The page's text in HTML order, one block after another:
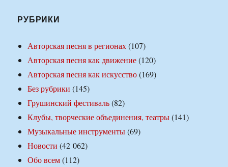
РУБРИКИ
Авторская песня в регионах(107)
Авторская песня как движение(120)
Авторская песня как искусство(169)
Без рубрики (145)
Грушинский фестиваль(82)
Клубы, творческие объединения, театры(141)
Музыкальные инструменты(69)
Новости (42 062)
Обо всем(112)